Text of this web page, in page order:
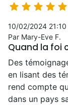
    
10/02/2024 21:10
Par Mary-Eve F.
Quand la foi
Des
en lisant des
rend compte
dans un pays